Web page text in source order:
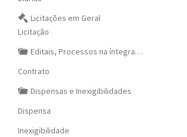
Licitações em Geral
Licitação
Editais, Processos na íntegra…
Contrato
Dispensas e Inexigibilidades
Dispensa
Inexigibilidade